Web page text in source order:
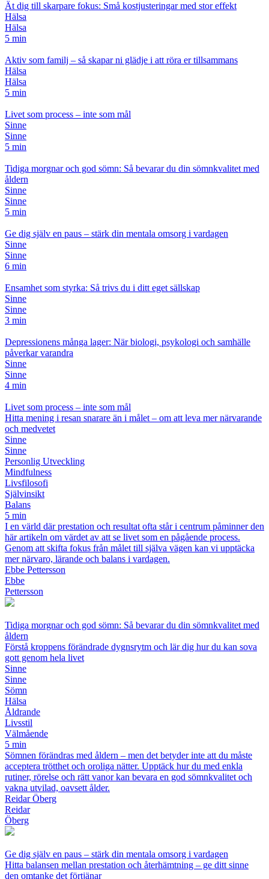
Ät dig till skarpare fokus: Små kostjusteringar med stor effekt
Hälsa
Hälsa
5 min
Aktiv som familj – så skapar ni glädje i att röra er tillsammans
Hälsa
Hälsa
5 min
Livet som process – inte som mål
Sinne
Sinne
5 min
Tidiga morgnar och god sömn: Så bevarar du din sömnkvalitet med
åldern
Sinne
Sinne
5 min
Ge dig själv en paus – stärk din mentala omsorg i vardagen
Sinne
Sinne
6 min
Ensamhet som styrka: Så trivs du i ditt eget sällskap
Sinne
Sinne
3 min
Depressionens många lager: När biologi, psykologi och samhälle
påverkar varandra
Sinne
Sinne
4 min
Livet som process – inte som mål
Hitta mening i resan snarare än i målet – om att leva mer närvarande
och medvetet
Sinne
Sinne
Personlig Utveckling
Mindfulness
Livsfilosofi
Självinsikt
Balans
5 min
I en värld där prestation och resultat ofta står i centrum påminner den
här artikeln om värdet av att se livet som en pågående process.
Genom att skifta fokus från målet till själva vägen kan vi upptäcka
mer närvaro, lärande och balans i vardagen.
Ebbe Pettersson
Ebbe
Pettersson
Tidiga morgnar och god sömn: Så bevarar du din sömnkvalitet med
åldern
Förstå kroppens förändrade dygnsrytm och lär dig hur du kan sova
gott genom hela livet
Sinne
Sinne
Sömn
Hälsa
Åldrande
Livsstil
Välmående
5 min
Sömnen förändras med åldern – men det betyder inte att du måste
acceptera trötthet och oroliga nätter. Upptäck hur du med enkla
rutiner, rörelse och rätt vanor kan bevara en god sömnkvalitet och
vakna utvilad, oavsett ålder.
Reidar Öberg
Reidar
Öberg
Ge dig själv en paus – stärk din mentala omsorg i vardagen
Hitta balansen mellan prestation och återhämtning – ge ditt sinne
den omtanke det förtjänar